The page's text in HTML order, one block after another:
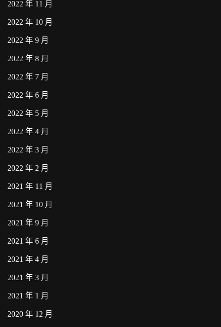
2022 年 11 月
2022 年 10 月
2022 年 9 月
2022 年 8 月
2022 年 7 月
2022 年 6 月
2022 年 5 月
2022 年 4 月
2022 年 3 月
2022 年 2 月
2021 年 11 月
2021 年 10 月
2021 年 9 月
2021 年 6 月
2021 年 4 月
2021 年 3 月
2021 年 1 月
2020 年 12 月